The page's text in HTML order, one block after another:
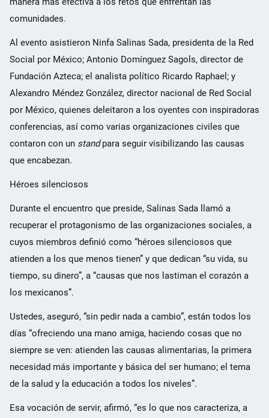
comunidades.
Al evento asistieron Ninfa Salinas Sada, presidenta de la Red
Social por México; Antonio Domínguez Sagols, director de
Fundación Azteca; el analista político Ricardo Raphael; y
Alexandro Méndez González, director nacional de Red Social
por México, quienes deleitaron a los oyentes con inspiradoras
conferencias, así como varias organizaciones civiles que
contaron con un standpara seguir visibilizando las causas
que encabezan.
Héroes silenciosos
Durante el encuentro que preside, Salinas Sada llamó a
recuperar el protagonismo de las organizaciones sociales, a
cuyos miembros definió como “héroes silenciosos que
atienden a los que menos tienen” y que dedican “su vida, su
tiempo, su dinero”, a “causas que nos lastiman el corazón a
los mexicanos”.
Ustedes, aseguró, “sin pedir nada a cambio”, están todos los
días “ofreciendo una mano amiga, haciendo cosas que no
siempre se ven: atienden las causas alimentarias, la primera
necesidad más importante y básica del ser humano; el tema
de la salud y la educación a todos los niveles”.
Esa vocación de servir, afirmó, “es lo que nos caracteriza, a